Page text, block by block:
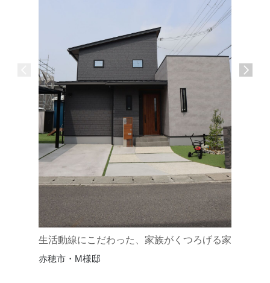
生活動線にこだわった、家族がくつろげる家
赤穂市・M様邸